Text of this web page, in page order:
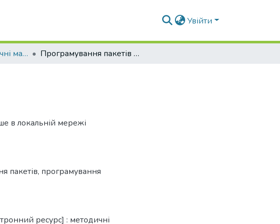
Увійти
Навчально-методичні матеріали (АЕД ФАКС) Програмування пакетів та систем
в локальній мережі
пакетів, програмування
ресурс] : методичні